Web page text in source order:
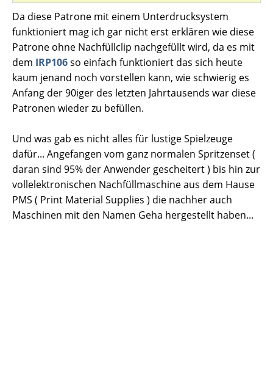
Da diese Patrone mit einem Unterdrucksystem
funktioniert mag ich gar nicht erst erklären wie diese
Patrone ohne Nachfüllclip nachgefüllt wird, da es mit
dem IRP106so einfach funktioniert das sich heute
kaum jenand noch vorstellen kann, wie schwierig es
Anfang der 90iger des letzten Jahrtausends war diese
Patronen wieder zu befüllen.
Und was gab es nicht alles für lustige Spielzeuge
dafür... Angefangen vom ganz normalen Spritzenset (
daran sind 95% der Anwender gescheitert ) bis hin zur
vollelektronischen Nachfüllmaschine aus dem Hause
PMS ( Print Material Supplies ) die nachher auch
Maschinen mit den Namen Geha hergestellt haben...